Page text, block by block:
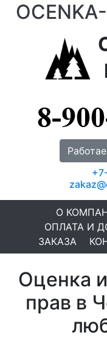
О
ОПЛАТА И
ЗАКАЗА
Оценка
прав в